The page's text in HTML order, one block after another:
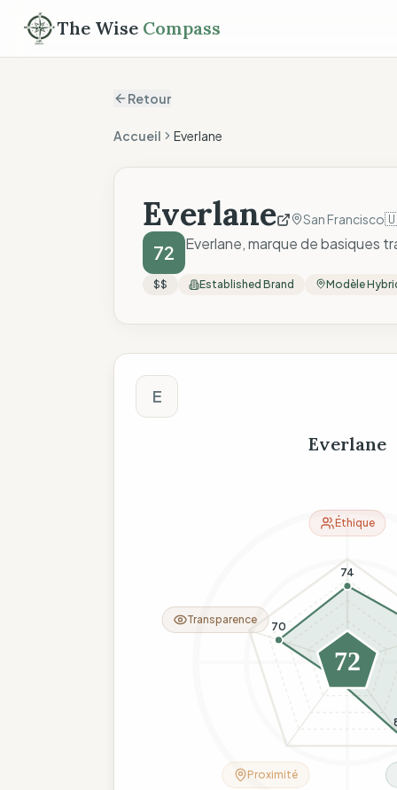
The Wise Compass
Retour
Accueil Everlane
Everlane San Francisco
72 Everlane, marque de basiques
$$ Established Brand Modèle
Score The Wise
E
Everlane
74
19
70
72
Éthique
Proximité
Transparence